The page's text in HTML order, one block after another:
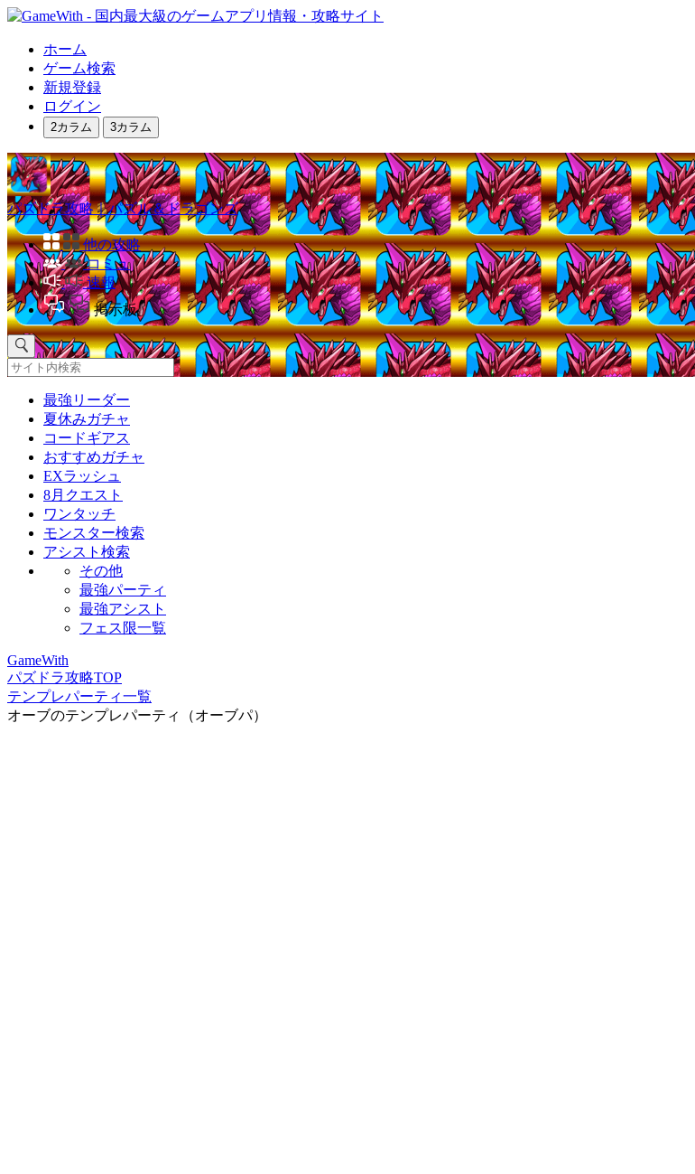
ホーム
ゲーム検索
新規登録
ログイン
2カラム 3カラム
パズドラ攻略｜パズル＆ドラゴンズ
他の攻略
コミュ
速報
掲示板
最強リーダー
夏休みガチャ
コードギアス
おすすめガチャ
EXラッシュ
8月クエスト
ワンタッチ
モンスター検索
アシスト検索
その他
最強パーティ
最強アシスト
フェス限一覧
GameWith
パズドラ攻略TOP
テンプレパーティ一覧
オーブのテンプレパーティ（オーブパ）